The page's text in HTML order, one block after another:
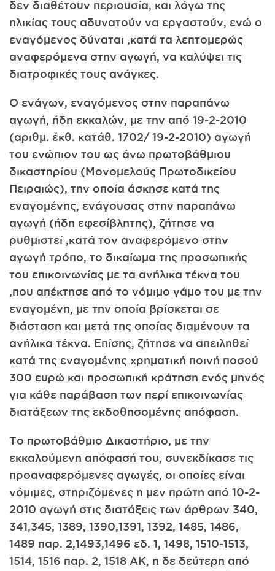
δεν διαθέτουν περιουσία, και λόγω της
ηλικίας τους αδυνατούν να εργαστούν, ενώ ο
εναγόμενος δύναται ,κατά τα λεπτομερώς
αναφερόμενα στην αγωγή, να καλύψει τις
διατροφικές τους ανάγκες.
Ο ενάγων, εναγόμενος στην παραπάνω
αγωγή, ήδη εκκαλών, με την από 19-2-2010
(αριθμ. έκθ. κατάθ. 1702/ 19-2-2010) αγωγή
του ενώπιον του ως άνω πρωτοβάθμιου
δικαστηρίου (Μονομελούς Πρωτοδικείου
Πειραιώς), την οποία άσκησε κατά της
εναγομένης, ενάγουσας στην παραπάνω
αγωγή (ήδη εφεσίβλητης), ζήτησε να
ρυθμιστεί ,κατά τον αναφερόμενο στην
αγωγή τρόπο, το δικαίωμα της προσωπικής
του επικοινωνίας με τα ανήλικα τέκνα του
,που απέκτησε από το νόμιμο γάμο του με την
εναγομένη, με την οποία βρίσκεται σε
διάσταση και μετά της οποίας διαμένουν τα
ανήλικα τέκνα. Επίσης, ζήτησε να απειληθεί
κατά της εναγομένης χρηματική ποινή ποσού
300 ευρώ και προσωπική κράτηση ενός μηνός
για κάθε παράβαση των περί επικοινωνίας
διατάξεων της εκδοθησομένης απόφαση.
Το πρωτοβάθμιο Δικαστήριο, με την
εκκαλούμενη απόφασή του, συνεκδίκασε τις
προαναφερόμενες αγωγές, οι οποίες είναι
νόμιμες, στηριζόμενες η μεν πρώτη από 10-2­
2010 αγωγή στις διατάξεις των άρθρων 340,
341,345, 1389, 1390,1391, 1392, 1485, 1486,
1489 παρ. 2,1493,1496 εδ. 1, 1498, 1510-1513,
1514, 1516 παρ. 2, 1518 ΑΚ, η δε δεύτερη από